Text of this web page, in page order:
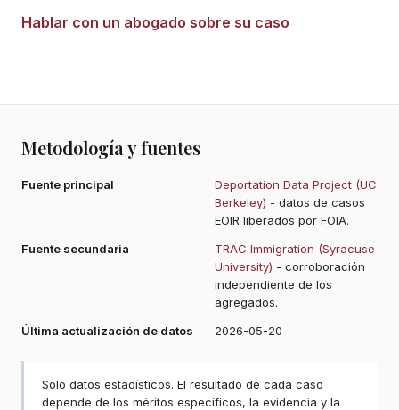
Hablar con un abogado sobre su caso
Metodología y fuentes
Fuente principal
Deportation Data Project (UC
Berkeley) - datos de casos
EOIR liberados por FOIA.
Fuente secundaria
TRAC Immigration (Syracuse
University) - corroboración
independiente de los
agregados.
Última actualización de datos
2026-05-20
Solo datos estadísticos. El resultado de cada caso
depende de los méritos específicos, la evidencia y la